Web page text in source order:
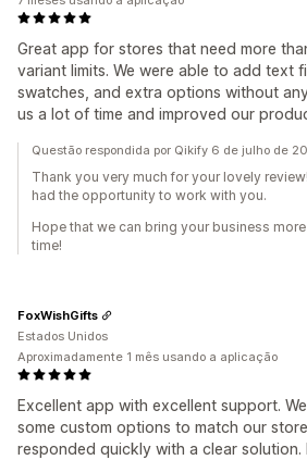
Great app for stores that need more
variant limits. We were able to add text
swatches, and extra options without
us a lot of time and improved our
Questão respondida por Qikify 6 de julho de
Thank you very much for your lovely
had the opportunity to work with you.
Hope that we can bring your business
time!
Excellent app with excellent support.
some custom options to match our
responded quickly with a clear solution.
FoxWishGifts
Estados Unidos
Aproximadamente 1 mês usando a aplicação